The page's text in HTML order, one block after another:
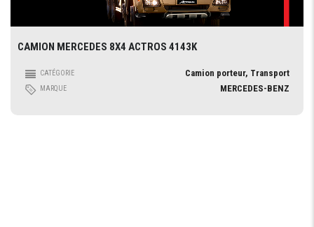
CAMION MERCEDES 8X4 ACTROS 4143K
CATÉGORIE Camion porteur, Transport
MARQUE MERCEDES-BENZ